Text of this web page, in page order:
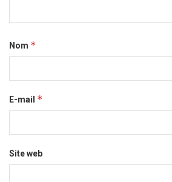
Nom *
E-mail *
Site web